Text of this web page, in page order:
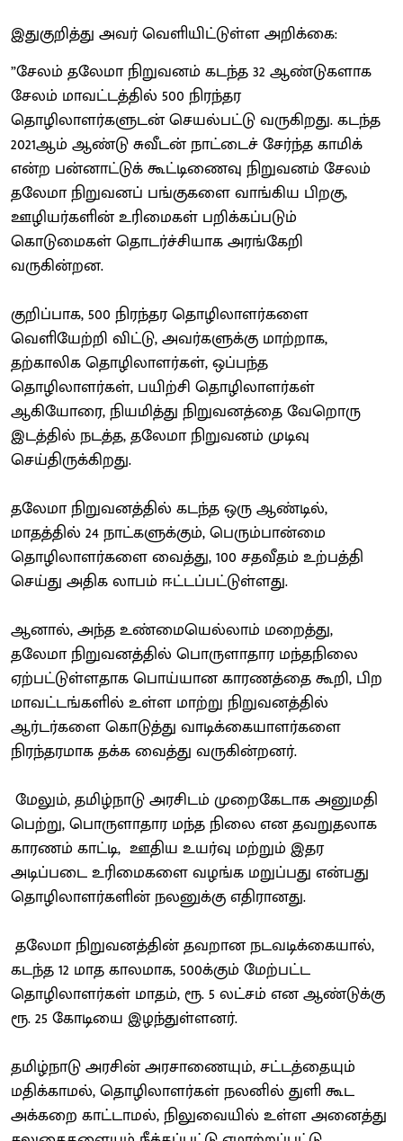
இதுகுறித்து அவர் வெளியிட்டுள்ள அறிக்கை:
”சேலம் தலேமா நிறுவனம் கடந்த 32 ஆண்டுகளாக
சேலம் மாவட்டத்தில் 500 நிரந்தர
தொழிலாளர்களுடன் செயல்பட்டு வருகிறது. கடந்த
2021ஆம் ஆண்டு சுவீடன் நாட்டைச் சேர்ந்த காமிக்
என்ற பன்னாட்டுக் கூட்டிணைவு நிறுவனம் சேலம்
தலேமா நிறுவனப் பங்குகளை வாங்கிய பிறகு,
ஊழியர்களின் உரிமைகள் பறிக்கப்படும்
கொடுமைகள் தொடர்ச்சியாக அரங்கேறி
வருகின்றன.
குறிப்பாக, 500 நிரந்தர தொழிலாளர்களை
வெளியேற்றி விட்டு, அவர்களுக்கு மாற்றாக,
தற்காலிக தொழிலாளர்கள், ஒப்பந்த
தொழிலாளர்கள், பயிற்சி தொழிலாளர்கள்
ஆகியோரை, நியமித்து நிறுவனத்தை வேறொரு
இடத்தில் நடத்த, தலேமா நிறுவனம் முடிவு
செய்திருக்கிறது.
தலேமா நிறுவனத்தில் கடந்த ஒரு ஆண்டில்,
மாதத்தில் 24 நாட்களுக்கும், பெரும்பான்மை
தொழிலாளர்களை வைத்து, 100 சதவீதம் உற்பத்தி
செய்து அதிக லாபம் ஈட்டப்பட்டுள்ளது.
ஆனால், அந்த உண்மையெல்லாம் மறைத்து,
தலேமா நிறுவனத்தில் பொருளாதார மந்தநிலை
ஏற்பட்டுள்ளதாக பொய்யான காரணத்தை கூறி, பிற
மாவட்டங்களில் உள்ள மாற்று நிறுவனத்தில்
ஆர்டர்களை கொடுத்து வாடிக்கையாளர்களை
நிரந்தரமாக தக்க வைத்து வருகின்றனர்.
மேலும், தமிழ்நாடு அரசிடம் முறைகேடாக அனுமதி
பெற்று, பொருளாதார மந்த நிலை என தவறுதலாக
காரணம் காட்டி, ஊதிய உயர்வு மற்றும் இதர
அடிப்படை உரிமைகளை வழங்க மறுப்பது என்பது
தொழிலாளர்களின் நலனுக்கு எதிரானது.
தலேமா நிறுவனத்தின் தவறான நடவடிக்கையால்,
கடந்த 12 மாத காலமாக, 500க்கும் மேற்பட்ட
தொழிலாளர்கள் மாதம், ரூ. 5 லட்சம் என ஆண்டுக்கு
ரூ. 25 கோடியை இழந்துள்ளனர்.
தமிழ்நாடு அரசின் அரசாணையும், சட்டத்தையும்
மதிக்காமல், தொழிலாளர்கள் நலனில் துளி கூட
அக்கறை காட்டாமல், நிலுவையில் உள்ள அனைத்து